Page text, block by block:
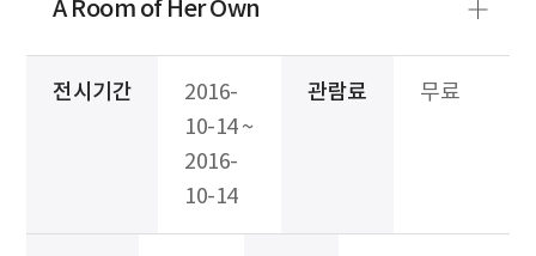
A Room of Her Own
전시기간
2016-
10-14 ~
2016-
10-14
관람료 무료